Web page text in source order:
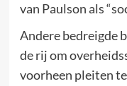
van Paulson als
Andere bedreigde
de rij om
voorheen pleiten